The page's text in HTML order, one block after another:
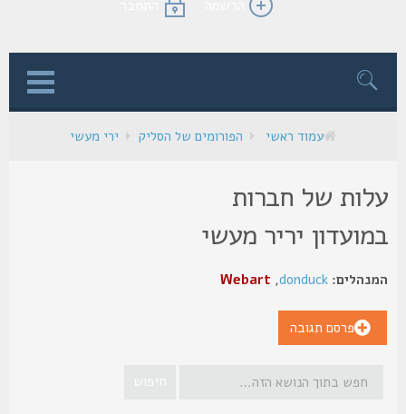
הרשמה התחבר
עמוד ראשי הפורומים של הסליק ירי מעשי
של חברות
יריר מעשי
donduck
,
Webart
פרסם תגובה